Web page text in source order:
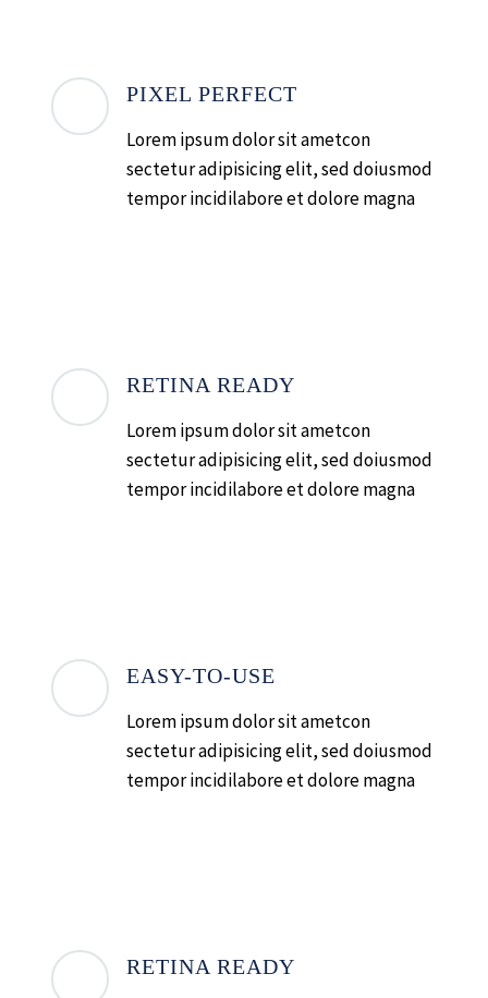
PIXEL PERFECT
Lorem ipsum dolor sit ametcon
sectetur adipisicing elit, sed doiusmod
tempor incidilabore et dolore magna
RETINA READY
Lorem ipsum dolor sit ametcon
sectetur adipisicing elit, sed doiusmod
tempor incidilabore et dolore magna
EASY-TO-USE
Lorem ipsum dolor sit ametcon
sectetur adipisicing elit, sed doiusmod
tempor incidilabore et dolore magna
RETINA READY